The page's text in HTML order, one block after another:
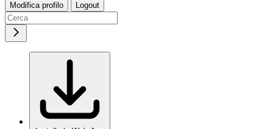
Modifica profilo Logout